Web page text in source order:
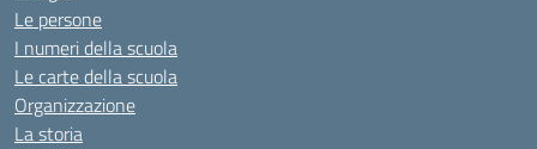
Le persone
I numeri della scuola
Le carte della scuola
Organizzazione
La storia